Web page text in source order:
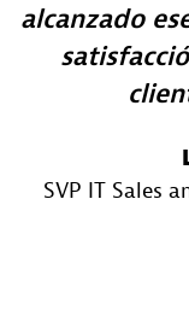
alcanzado
SVP IT Sales